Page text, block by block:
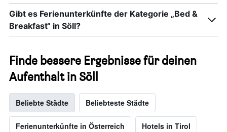
Gibt es Ferienunterkünfte der Kategorie „Bed &
Breakfast“ in Söll?
Finde bessere Ergebnisse für deinen
Aufenthalt in Söll
Beliebte Städte Beliebteste Städte
Ferienunterkünfte in Österreich Hotels in Tirol